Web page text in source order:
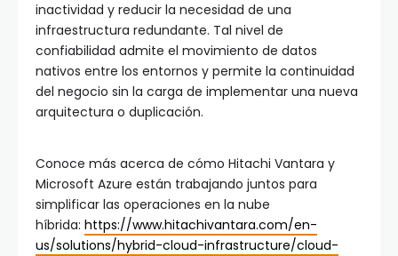
inactividad y reducir la necesidad de una
infraestructura redundante. Tal nivel de
confiabilidad admite el movimiento de datos
nativos entre los entornos y permite la continuidad
del negocio sin la carga de implementar una nueva
arquitectura o duplicación.
Conoce más acerca de cómo Hitachi Vantara y
Microsoft Azure están trabajando juntos para
simplificar las operaciones en la nube
híbrida: https://www.hitachivantara.com/en-
us/solutions/hybrid-cloud-infrastructure/cloud-